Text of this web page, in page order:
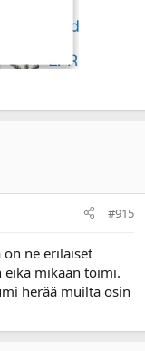
#915
on ne erilaiset
mikään toimi.
herää muilta osin